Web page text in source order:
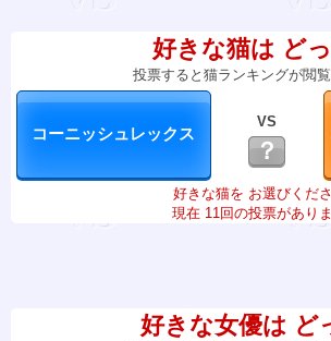
好きな猫は ど
投票すると猫ランキングが閲覧
VS
？
好きな猫を お選びくださ
現在 11回の投票があり
好きな女優は ど